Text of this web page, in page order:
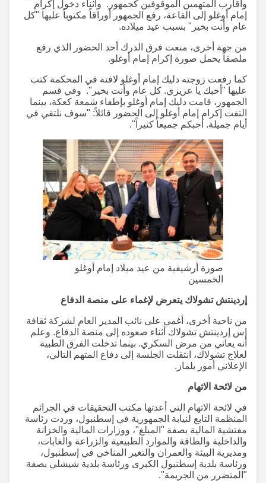
وأقارب المتهمين الموقوفين كجمهور. وأثناء دخول إكرام
إمام أوغلو إلى القاعة، رفع الجمهور أوراقاً مكتوباً عليها "كل
عام وأنت بخير" بسبب عيد ميلاده.
من جهة أخرى، منعت فرق الدرك أحد الحضور الذي رفع
ملصقاً يحمل صورة إكرام إمام أوغلو.
كما رفعت زوجته دليك إمام أوغلو لافتة في المحكمة كتب
عليها "أحبك يا عزيزي. كل عام وأنت بخير". وفي قسم
الجمهور، قامت دليك إمام أوغلو بإطفاء شمعة كعكة، بينما
التفت إكرام إمام أوغلو إلى الحضور قائلاً: "سوف نلتقي في
أيام جميلة. أحبكم جميعاً كثيراً".
صورة أرشيفية من عيد ميلاد إمام أوغلو
الخمسين
إردينتش تشولاك يتعرض لإغماء على منصة الدفاع
من ناحية أخرى، أغمي على نائب المدير العام لشركة ثقافة
إس إردينتش تشولاك أثناء صعوده إلى منصة الدفاع. وعلم
أنه يعاني من مرض السكري. بينما تدخلت الفرق الطبية
لعلاج تشولاك، انتقلت الجلسة إلى دفاع المتهم التالي،
الإعلاني أمور يلماز.
من لائحة الاتهام
في لائحة الاتهام التي أعدتها مكتب التحقيقات في الجرائم
المنظمة التابع لنيابة الجمهورية في إسطنبول، وردت رئاسة
مفتشية المالية بصفة "المبلغ"، ووزارات المالية والخزانة
والداخلية والطاقة والموارد الطبيعية والزراعة والغابات،
ومديرية البيئة والعمران والتغير المناخي في إسطنبول،
ورئاسة بلدية إسطنبول الكبرى ورئاسة بلدية شيشلي بصفة
"المتضرر من الجريمة".